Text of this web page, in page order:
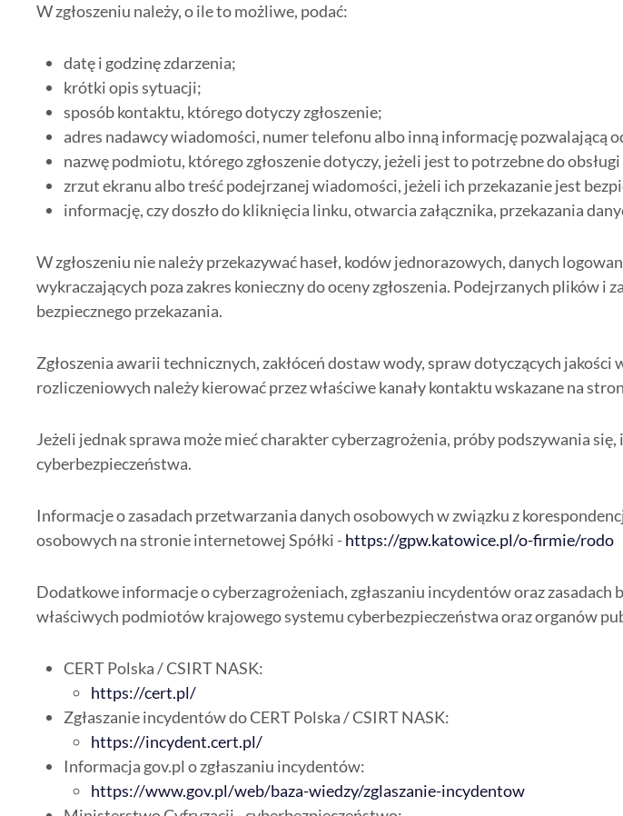
W zgłoszeniu należy, o ile to możliwe, podać:
datę i godzinę zdarzenia;
krótki opis sytuacji;
sposób kontaktu, którego dotyczy zgłoszenie;
adres nadawcy wiadomości, numer telefonu albo inną informację pozwalającą
nazwę podmiotu, którego zgłoszenie dotyczy, jeżeli jest to potrzebne do
zrzut ekranu albo treść podejrzanej wiadomości, jeżeli ich przekazanie jest
informację, czy doszło do kliknięcia linku, otwarcia załącznika, przekazania
W zgłoszeniu nie należy przekazywać haseł, kodów jednorazowych, danych
wykraczających poza zakres konieczny do oceny zgłoszenia. Podejrzanych plików i
bezpiecznego przekazania.
Zgłoszenia awarii technicznych, zakłóceń dostaw wody, spraw dotyczących
rozliczeniowych należy kierować przez właściwe kanały kontaktu wskazane na
Jeżeli jednak sprawa może mieć charakter cyberzagrożenia, próby podszywania
cyberbezpieczeństwa.
Informacje o zasadach przetwarzania danych osobowych w związku z
osobowych na stronie internetowej Spółki -https://gpw.katowice.pl/o-firmie/rodo
Dodatkowe informacje o cyberzagrożeniach, zgłaszaniu incydentów oraz
właściwych podmiotów krajowego systemu cyberbezpieczeństwa oraz organów
CERT Polska / CSIRT NASK:
https://cert.pl/
Zgłaszanie incydentów do CERT Polska / CSIRT NASK:
https://incydent.cert.pl/
Informacja gov.pl o zgłaszaniu incydentów:
https://www.gov.pl/web/baza-wiedzy/zglaszanie-incydentow